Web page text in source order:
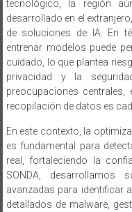
tecnológico, la región
desarrollado en el
de soluciones de IA. En
entrenar modelos puede
cuidado, lo que plantea
privacidad y la
preocupaciones
recopilación de datos es
En este contexto, la
es fundamental para
real, fortaleciendo la
SONDA, desarrollamos
avanzadas para identificar
detallados de malware,